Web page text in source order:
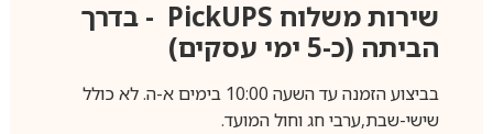
שירות משלוח PickUPS- בדרך
הביתה (כ-5 ימי עסקים)
בביצוע הזמנה עד השעה 10:00 בימים א-ה. לא כולל
שישי-שבת,ערבי חג וחול המועד.